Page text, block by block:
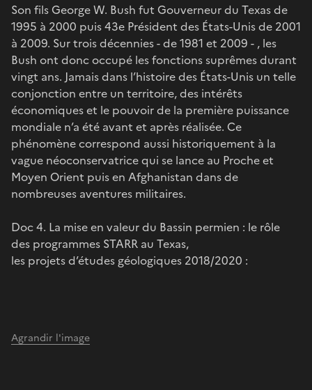
Son fils George W. Bush fut Gouverneur du Texas de
1995 à 2000 puis 43e Président des États-Unis de 2001
à 2009. Sur trois décennies - de 1981 et 2009 - , les
Bush ont donc occupé les fonctions suprêmes durant
vingt ans. Jamais dans l’histoire des États-Unis un telle
conjonction entre un territoire, des intérêts
économiques et le pouvoir de la première puissance
mondiale n’a été avant et après réalisée. Ce
phénomène correspond aussi historiquement à la
vague néoconservatrice qui se lance au Proche et
Moyen Orient puis en Afghanistan dans de
nombreuses aventures militaires.
Doc 4. La mise en valeur du Bassin permien : le rôle
des programmes STARR au Texas,
les projets d’études géologiques 2018/2020 :
Agrandir l'image